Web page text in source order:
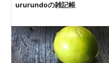
ururundoの雑記帳